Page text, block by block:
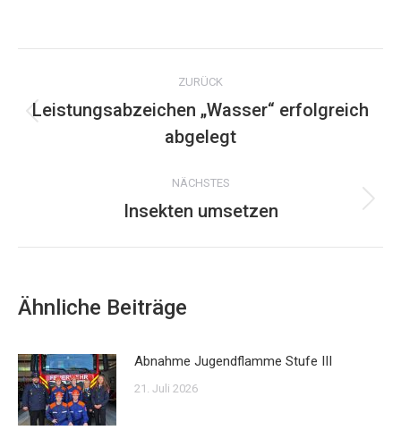
WhatsApp
Kommentarnavigation
ZURÜCK
Vorheriger
Beitrag:
Leistungsabzeichen „Wasser“ erfolgreich
abgelegt
NÄCHSTES
Nächster
Insekten umsetzen
Ähnliche Beiträge
Abnahme Jugendflamme Stufe III
21. Juli 2026